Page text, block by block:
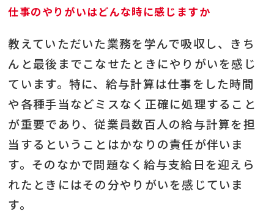
仕事のやりがいはどんな時に感じますか
教えていただいた業務を学んで吸収し、きち
んと最後までこなせたときにやりがいを感じ
ています。特に、給与計算は仕事をした時間
や各種手当などミスなく正確に処理すること
が重要であり、従業員数百人の給与計算を担
当するということはかなりの責任が伴いま
す。そのなかで問題なく給与支給日を迎えら
れたときにはその分やりがいを感じていま
す。